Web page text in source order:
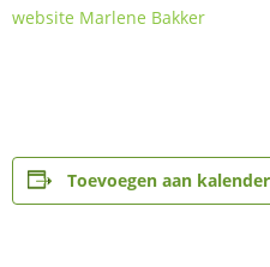
website Marlene Bakker
Toevoegen aan kalender